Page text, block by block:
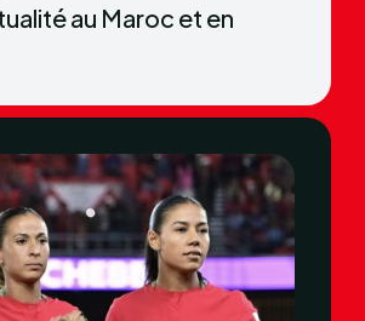
au Maroc et en